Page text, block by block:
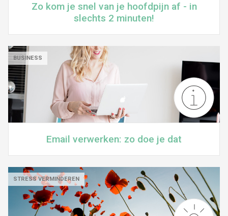
Zo kom je snel van je hoofdpijn af - in
slechts 2 minuten!
BUSINESS
Email verwerken: zo doe je dat
STRESS VERMINDEREN